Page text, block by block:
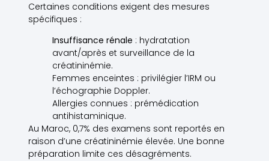
Certaines conditions exigent des mesures
spécifiques :
Insuffisance rénale : hydratation
avant/après et surveillance de la
créatininémie.
Femmes enceintes : privilégier l’IRM ou
l’échographie Doppler.
Allergies connues : prémédication
antihistaminique.
Au Maroc, 0,7% des examens sont reportés en
raison d’une créatininémie élevée. Une bonne
préparation limite ces désagréments.